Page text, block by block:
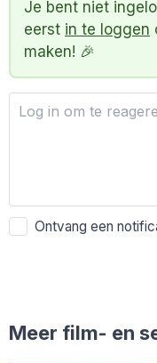
Je bent niet
eerst in te loggen
maken! 🎉
Ontvang een
Meer film- en